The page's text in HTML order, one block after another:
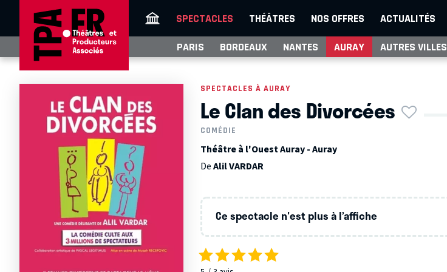
SPECTACLES THÉÂTRES NOS OFFRES ACTUALITÉS
PARIS BORDEAUX NANTES AURAY AUTRES VILLES
SPECTACLES À AURAY
Le Clan des Divorcées
COMÉDIE
Théâtre à l'Ouest Auray - Auray
DeAlil VARDAR
Ce spectacle n'est plus à l’affiche